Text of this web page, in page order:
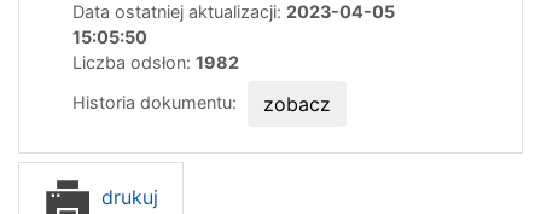
Data ostatniej aktualizacji: 2023-04-05
15:05:50
Liczba odsłon: 1982
Historia dokumentu:
zobacz
drukuj